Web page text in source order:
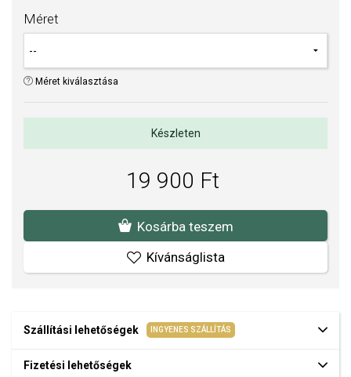
Felületkezelésünk, drágaköveink és gyöngyeink beépítése
Méret
Méret kiválasztása
Készleten
19 900 Ft
Kosárba teszem
Kívánságlista
Szállítási lehetőségek INGYENES SZÁLLÍTÁS
Fizetési lehetőségek